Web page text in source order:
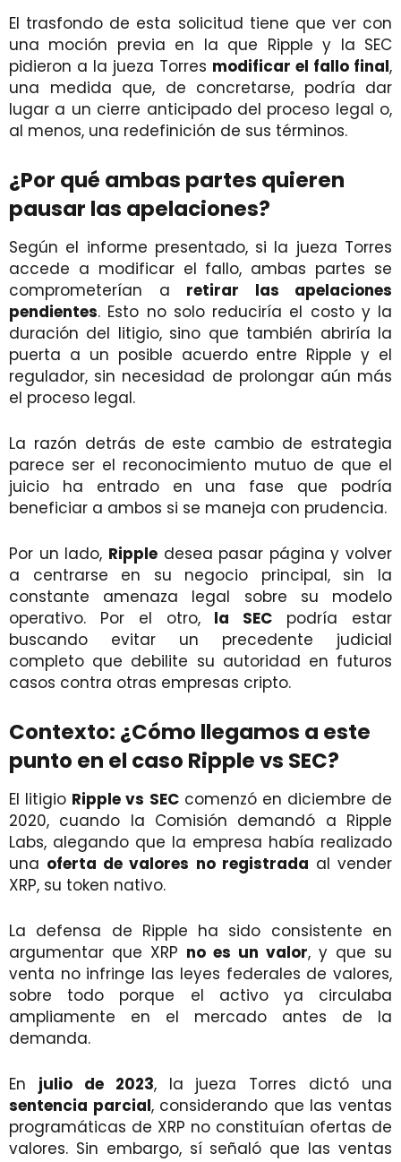
El trasfondo de esta solicitud tiene que ver con
una moción previa en la que Ripple y la SEC
pidieron a la jueza Torres modificar el fallo final,
una medida que, de concretarse, podría dar
lugar a un cierre anticipado del proceso legal o,
al menos, una redefinición de sus términos.
¿Por qué ambas partes quieren
pausar las apelaciones?
Según el informe presentado, si la jueza Torres
accede a modificar el fallo, ambas partes se
comprometerían a retirar las apelaciones
pendientes. Esto no solo reduciría el costo y la
duración del litigio, sino que también abriría la
puerta a un posible acuerdo entre Ripple y el
regulador, sin necesidad de prolongar aún más
el proceso legal.
La razón detrás de este cambio de estrategia
parece ser el reconocimiento mutuo de que el
juicio ha entrado en una fase que podría
beneficiar a ambos si se maneja con prudencia.
Por un lado, Rippledesea pasar página y volver
a centrarse en su negocio principal, sin la
constante amenaza legal sobre su modelo
operativo. Por el otro, la SEC podría estar
buscando evitar un precedente judicial
completo que debilite su autoridad en futuros
casos contra otras empresas cripto.
Contexto: ¿Cómo llegamos a este
punto en el caso Ripple vs SEC?
El litigio Ripple vs SECcomenzó en diciembre de
2020, cuando la Comisión demandó a Ripple
Labs, alegando que la empresa había realizado
una oferta de valores no registrada al vender
XRP, su token nativo.
La defensa de Ripple ha sido consistente en
argumentar que XRP no es un valor, y que su
venta no infringe las leyes federales de valores,
sobre todo porque el activo ya circulaba
ampliamente en el mercado antes de la
demanda.
En julio de 2023, la jueza Torres dictó una
sentencia parcial, considerando que las ventas
programáticas de XRP no constituían ofertas de
valores. Sin embargo, sí señaló que las ventas